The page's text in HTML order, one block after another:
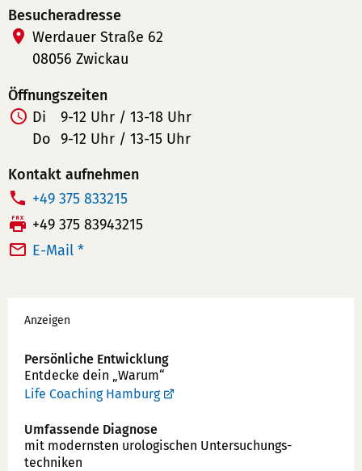
Besucheradresse
Werdauer Straße 62
08056 Zwickau
Öffnungszeiten
Di
9-12 Uhr / 13-18 Uhr
Do 9-12 Uhr / 13-15 Uhr
Kontakt aufnehmen
T
e
l
n
u
m
e
r:
+49 375 833215
F
a
+49 375 83943215
E-Mail *
Werbung
Anzeigen
Persönliche Entwicklung
Entdecke dein „Warum“
Life Coaching Hamburg
Umfassende Diagnose
mit modernsten uro­logischen Unter­suchungs­
techniken